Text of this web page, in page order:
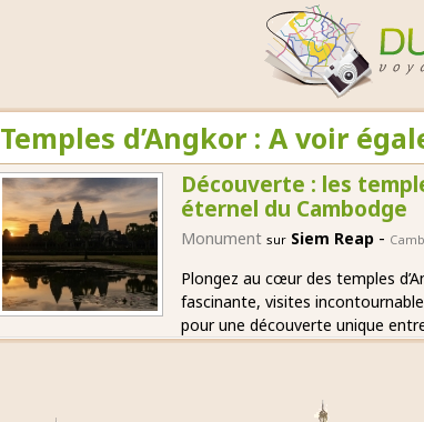
Temples d’Angkor : A voir
Découverte : les
éternel du Cambodge
Monument sur Siem Reap -
Plongez au cœur des temples
fascinante, visites
pour une découverte unique